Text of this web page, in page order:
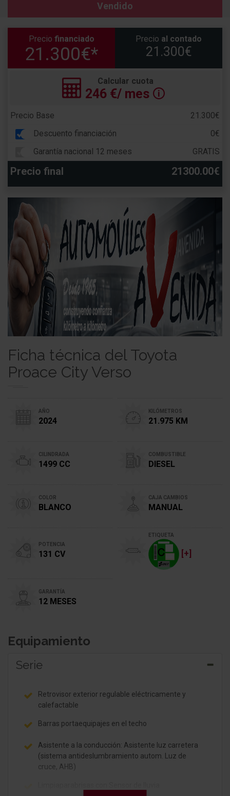
Vendido
Ficha técnica del Toyota
Proace City Verso
AÑO
2024
KILÓMETROS
21.975 KM
CILINDRADA
1499 CC
COMBUSTIBLE
DIESEL
COLOR
BLANCO
CAJA CAMBIOS
MANUAL
POTENCIA
131 CV
ETIQUETA
[+]
GARANTÍA
12 MESES
Equipamiento
Serie
Retrovisor exterior regulable eléctricamente y
calefactable
Barras portaequipajes en el techo
Asistente a la conducción: Asistente luz carretera
(sistema antideslumbramiento autom. Luz de
cruce, AHB)
Precio financiado
21.300€*
Precio al contado
21.300€
Calcular cuota
246 €/ mes 🛈
Precio Base
21.300€
Descuento financiación
0€
Garantía nacional 12 meses
GRATIS
Precio final 21300.00€